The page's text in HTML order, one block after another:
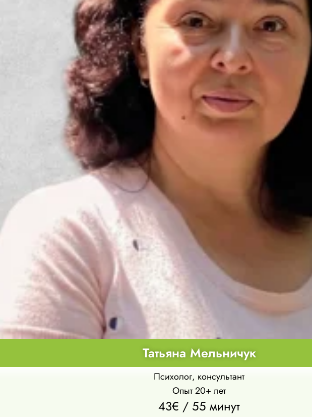
Татьяна Мельничук
Психолог, консультант
Опыт 20+ лет
43€ / 55 минут